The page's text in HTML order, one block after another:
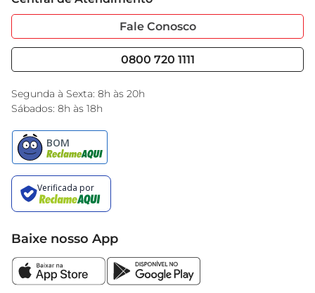
Portal do Fornecedo
Nossas Lojas
Garantia Estendida
Serviços
Black Friday
Encarte do Dia
Fale Conosco
0800 720 1111
Segunda à Sexta: 8h às 20h
Sábados: 8h às 18h
Baixe nosso App